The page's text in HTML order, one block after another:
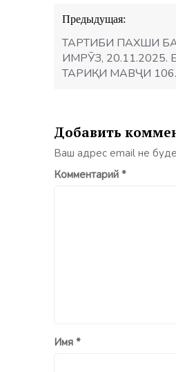
Навигация
по
записям
Предыдущая:
ТАРТИБИ ПАХШИ
ИМРӮЗ,
ТАРИҚИ МАВҶИ
Добавить
Ваш адрес email не
Комментарий *
Имя *